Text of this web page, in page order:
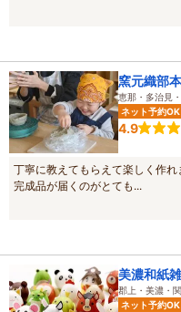
窯元織部
恵那・多治見
ネット予約OK
4.9
丁寧に教えてもらえて楽しく作れ
完成品が届くのがとても...
美濃和紙
郡上・美濃・
ネット予約OK